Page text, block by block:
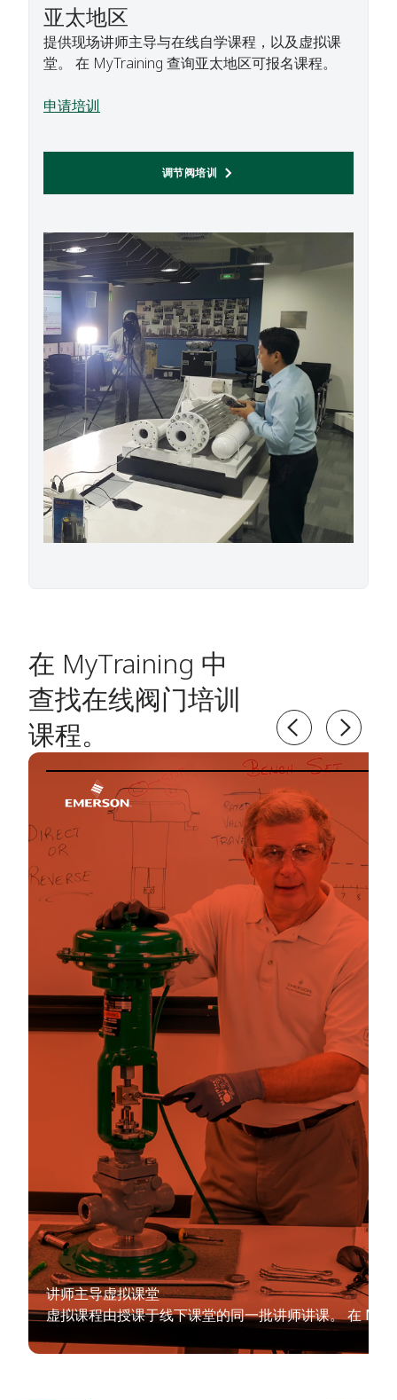
亚太地区
提供现场讲师主导与在线自学课程，以及虚拟课
堂。 在 MyTraining 查询亚太地区可报名课程。
申请培训
调节阀培训
在 MyTraining 中
查找在线阀门培训
课程。
讲师主导虚拟课堂
虚拟课程由授课于线下课堂的同一批讲师讲课。 在